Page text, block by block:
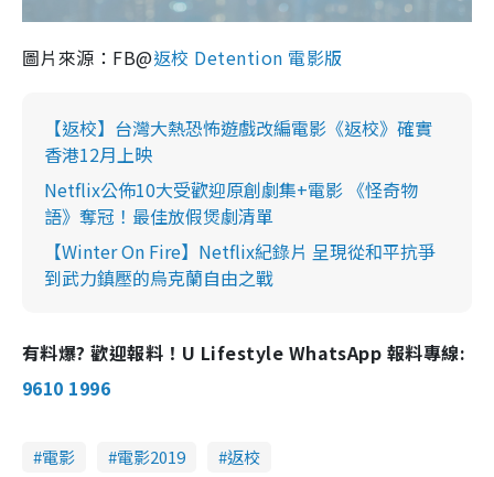
圖片來源：FB@返校 Detention 電影版
【返校】台灣大熱恐怖遊戲改編電影《返校》確實
香港12月上映
Netflix公佈10大受歡迎原創劇集+電影 《怪奇物
語》奪冠！最佳放假煲劇清單
【Winter On Fire】Netflix紀錄片 呈現從和平抗爭
到武力鎮壓的烏克蘭自由之戰
有料爆? 歡迎報料！U Lifestyle WhatsApp 報料專線:
9610 1996
電影 電影2019
返校